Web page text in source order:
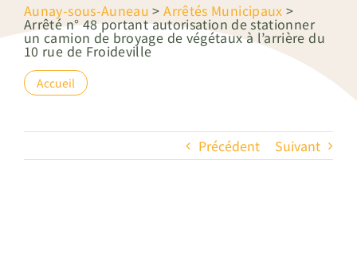
Aunay-sous-Auneau >Arrêtés Municipaux >
Arrêté n° 48 portant autorisation de stationner
un camion de broyage de végétaux à l’arrière du
10 rue de Froideville
Accueil
Précédent Suivant